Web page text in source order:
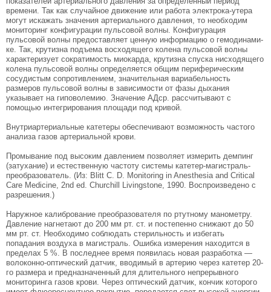
времени. Так как случайное движение или работа электрока-утера
могут искажать значения артериального дав­ления, то необходим
мониторинг конфигурации пульсовой волны. Конфигурация
пульсовой волны предоставляет ценную информацию о гемодинами-
ке. Так, крутизна подъема восходящего колена пуль­совой волны
характеризует сократимость миокар­да, крутизна спуска нисходящего
колена пульсовой волны определяется общим периферическим
сосуди­стым сопротивлением, значительная вариабель­ность
размеров пульсовой волны в зависимости от фазы дыхания
указывает на гиповолемию. Значение АДср. рассчитывают с
помощью интегрирования площади под кривой.
Внутриартериальные катетеры обеспечивают возможность частого
анализа газов артериальной крови.
Промывание под высоким давлением позволяет измерить демпинг
(затухание) и естественную частоту сис­темы катетер-магистраль-
преобразователь. (Из: Blitt C. D. Monitoring in Anesthesia and Critical
Care Medicine, 2nd ed. Churchill Livingstone, 1990. Воспроизведено с
разрешения.)
Наружное калибрование преобразователя по ртутному манометру.
Давление нагнетают до 200 мм рт. ст. и постепенно снижают до 50
мм рт. ст. Необходимо соблюдать стерильность и избегать
попадания воздуха в магист­раль. Ошибка измерения находится в
пределах 5 %. В последнее время появилась новая разработка —
волоконно-оптический датчик, вводимый в артерию через катетер 20-
го размера и предназ­наченный для длительного непрерывного
монито­ринга газов крови. Через оптический датчик, кон­чик которого